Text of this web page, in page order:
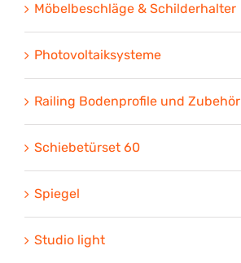
Möbelbeschläge & Schilderhalter
Photovoltaiksysteme
Railing Bodenprofile und Zubehör
Schiebetürset 60
Spiegel
Studio light